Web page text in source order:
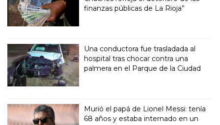
finanzas públicas de La Rioja”
Una conductora fue trasladada al
hospital tras chocar contra una
palmera en el Parque de la Ciudad
Murió el papá de Lionel Messi: tenía
68 años y estaba internado en un